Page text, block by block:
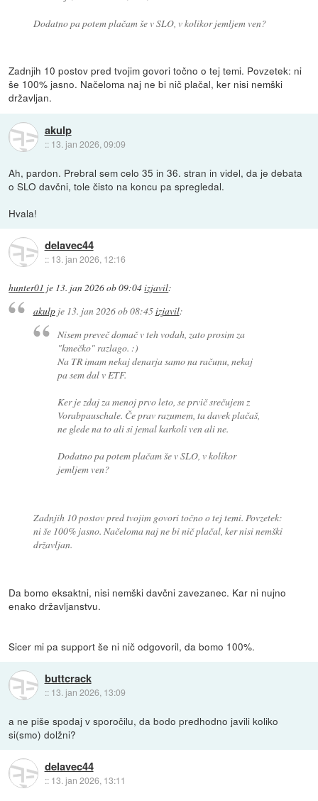
Dodatno pa potem plačam še v SLO, v kolikor jemljem ven?
Zadnjih 10 postov pred tvojim govori točno o tej temi. Povzetek: ni
še 100% jasno. Načeloma naj ne bi nič plačal, ker nisi nemški
državljan.
akulp
:: 13. jan 2026, 09:09
Ah, pardon. Prebral sem celo 35 in 36. stran in videl, da je debata
o SLO davčni, tole čisto na koncu pa spregledal.
Hvala!
delavec44
:: 13. jan 2026, 12:16
hunter01 je 13. jan 2026 ob 09:04izjavil:
akulpje 13. jan 2026 ob 08:45izjavil:
Nisem preveč domač v teh vodah, zato prosim za
"kmečko" razlago. :)
Na TR imam nekaj denarja samo na računu, nekaj
pa sem dal v ETF.
Ker je zdaj za menoj prvo leto, se prvič srečujem z
Vorabpauschale. Če prav razumem, ta davek plačaš,
ne glede na to ali si jemal karkoli ven ali ne.
Dodatno pa potem plačam še v SLO, v kolikor
jemljem ven?
Zadnjih 10 postov pred tvojim govori točno o tej temi. Povzetek:
ni še 100% jasno. Načeloma naj ne bi nič plačal, ker nisi nemški
državljan.
Da bomo eksaktni, nisi nemški davčni zavezanec. Kar ni nujno
enako državljanstvu.
Sicer mi pa support še ni nič odgovoril, da bomo 100%.
buttcrack
:: 13. jan 2026, 13:09
a ne piše spodaj v sporočilu, da bodo predhodno javili koliko
si(smo) dolžni?
delavec44
:: 13. jan 2026, 13:11